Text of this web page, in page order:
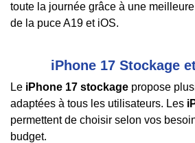
toute la journée grâce à une
de la puce A19 et iOS.
iPhone 17 Stockage
Le iPhone 17 stockage propose
adaptées à tous les utilisateurs. Les
permettent de choisir selon vos
budget.